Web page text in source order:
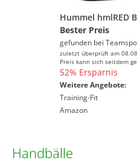
Bester Preis
gefunden bei
zuletzt überprüft am
Preis kann sich seitdem
52% Ersparnis
Weitere Angebote:
Training-Fit
Amazon
Handbälle